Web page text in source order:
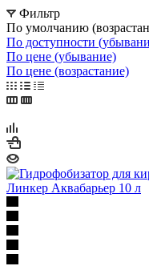
Фильтр
По умолчанию
По доступности
По цене (убывание)
По цене (возрастание)